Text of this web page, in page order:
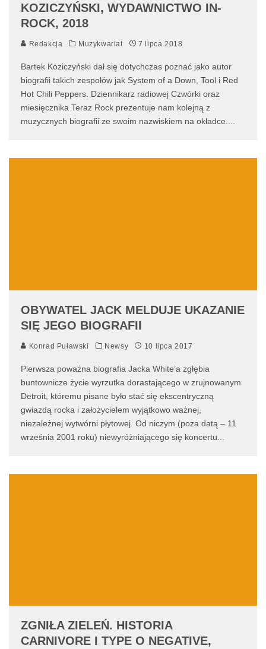
KOZICZYŃSKI, WYDAWNICTWO IN-
ROCK, 2018
Redakcja Muzykwariat 7 lipca 2018
Bartek Koziczyński dał się dotychczas poznać jako autor
biografii takich zespołów jak System of a Down, Tool i Red
Hot Chili Peppers. Dziennikarz radiowej Czwórki oraz
miesięcznika Teraz Rock prezentuje nam kolejną z
muzycznych biografii ze swoim nazwiskiem na okładce.
OBYWATEL JACK MELDUJE UKAZANIE
SIĘ JEGO BIOGRAFII
Konrad Puławski Newsy 10 lipca 2017
Pierwsza poważna biografia Jacka White’a zgłębia
buntownicze życie wyrzutka dorastającego w zrujnowanym
Detroit, któremu pisane było stać się ekscentryczną
gwiazdą rocka i założycielem wyjątkowo ważnej,
niezależnej wytwórni płytowej. Od niczym (poza datą – 11
września 2001 roku) niewyróżniającego się koncertu
ZGNIŁA ZIELEŃ. HISTORIA
CARNIVORE I TYPE O NEGATIVE,